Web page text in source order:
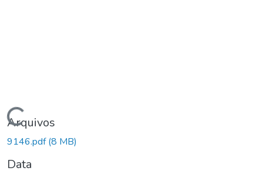
Carregando...
Arquivos
9146.pdf(8 MB)
Data